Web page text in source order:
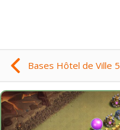
Bases Hôtel de Ville 5